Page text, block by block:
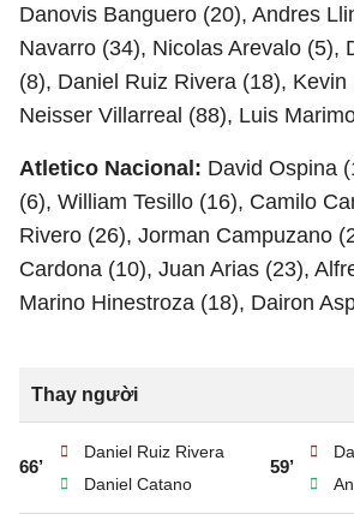
Danovis Banguero (20), Andres
Navarro (34), Nicolas Arevalo (5),
(8), Daniel Ruiz Rivera (18), Kevin
Neisser Villarreal (88), Luis
Atletico Nacional: David Ospina
(6), William Tesillo (16), Camilo
Rivero (26), Jorman Campuzano
Cardona (10), Juan Arias (23),
Marino Hinestroza (18), Dairon
Thay người
66’
Daniel Ruiz Rivera
Daniel Catano
59’